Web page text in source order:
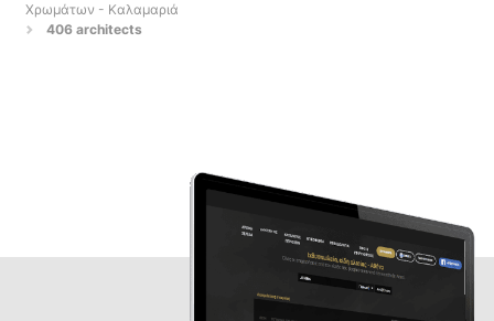
Χρωμάτων - Καλαμαριά
406 architects